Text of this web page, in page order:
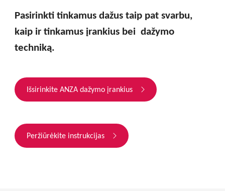
Pasirinkti tinkamus dažus taip pat svarbu,
kaip ir tinkamus įrankiusbei dažymo
techniką.
Išsirinkite ANZA dažymo įrankius
Peržiūrėkite instrukcijas